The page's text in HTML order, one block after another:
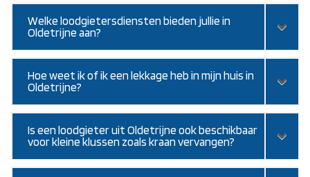
Welke loodgietersdiensten bieden jullie in
Oldetrijne aan?
Hoe weet ik of ik een lekkage heb in mijn huis in
Oldetrijne?
Is een loodgieter uit Oldetrijne ook beschikbaar
voor kleine klussen zoals kraan vervangen?